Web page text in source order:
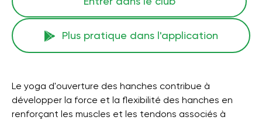
Plus pratique dans l'application
Le yoga d'ouverture des hanches contribue à
développer la force et la flexibilité des hanches en
renforçant les muscles et les tendons associés à